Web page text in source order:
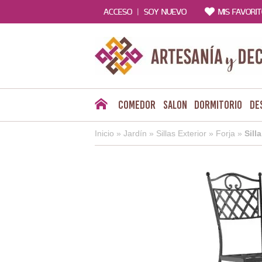
ACCESO | SOY NUEVO MIS
Comedor Salon Dormitorio
Inicio » Jardín » Sillas Exterior » Forja »